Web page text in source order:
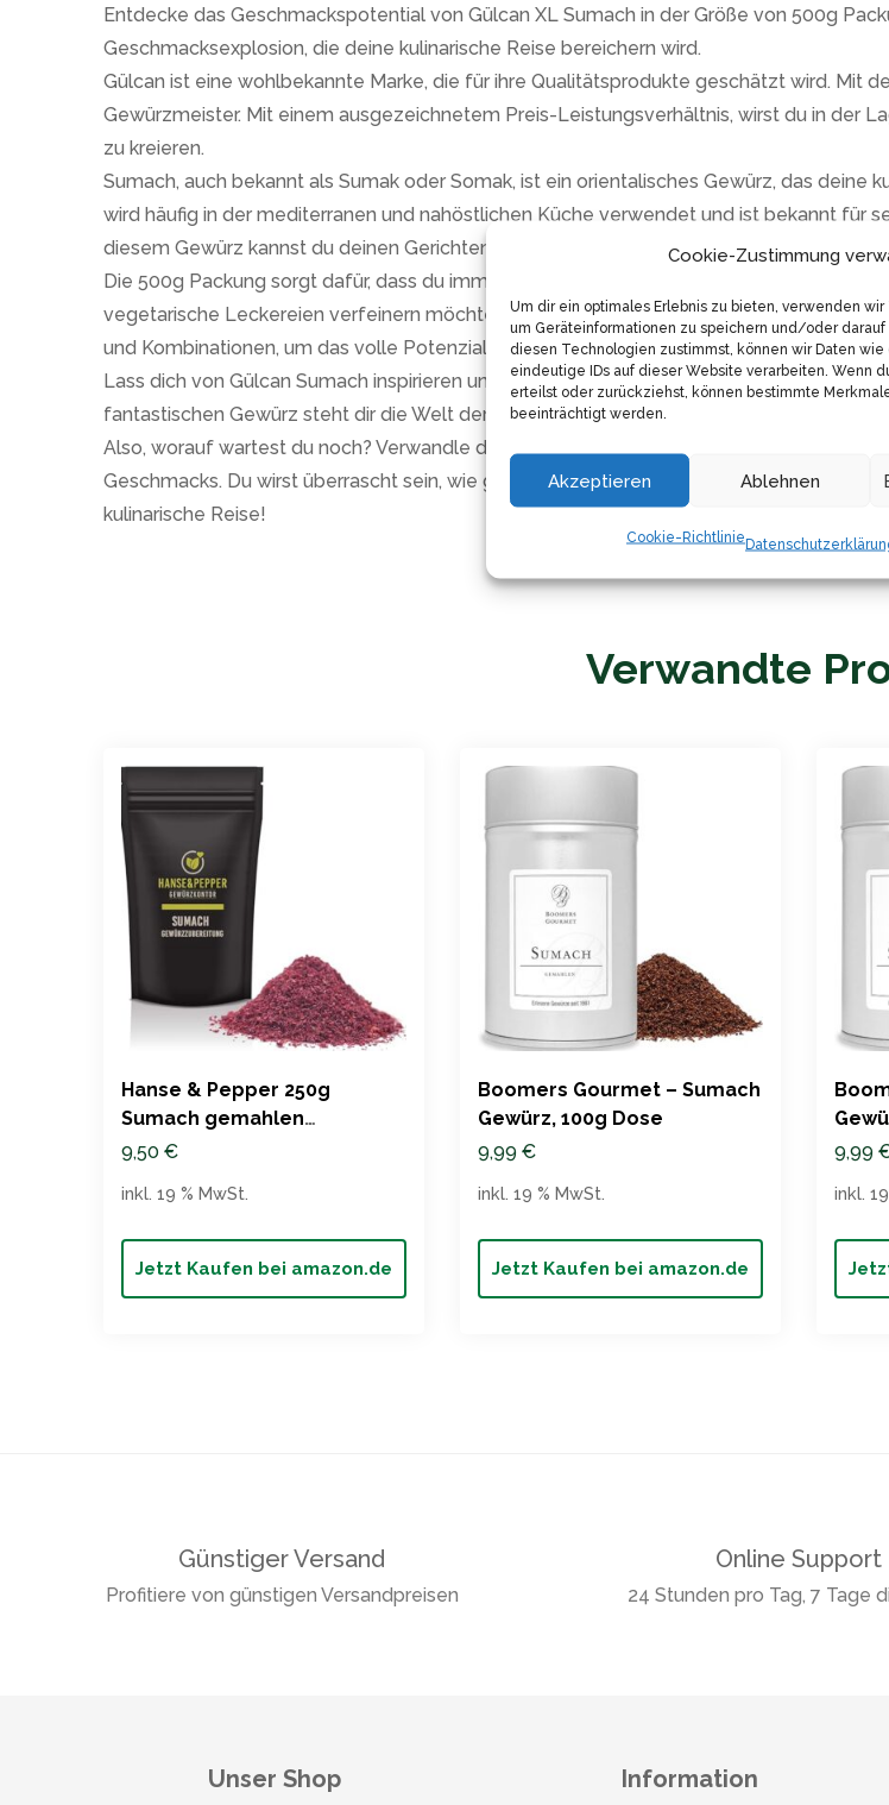
Cookie-Zustimmung
Um dir ein optimales Erlebnis zu bieten, verwenden
um Geräteinformationen zu speichern und/oder
diesen Technologien zustimmst, können wir Daten wie
eindeutige IDs auf dieser Website verarbeiten. Wenn
erteilst oder zurückziehst, können bestimmte
beeinträchtigt werden.
Akzeptieren Ablehnen
Cookie-Richtlinie
Entdecke das Geschmackspotential von Gülcan XL Sumach in der Größe von 500g
Geschmacksexplosion, die deine kulinarische Reise bereichern wird.
Gülcan ist eine wohlbekannte Marke, die für ihre Qualitätsprodukte geschätzt wird. Mit
Gewürzmeister. Mit einem ausgezeichnetem Preis-Leistungsverhältnis, wirst du in der
zu kreieren.
Sumach, auch bekannt als Sumak oder Somak, ist ein orientalisches Gewürz, das
wird häufig in der mediterranen und nahöstlichen Küche verwendet und ist bekannt für
diesem Gewürz kannst du deinen Gerichten eine einzigartige, leckere Note verleihen,
Die 500g Packung sorgt dafür, dass du immer genug von diesem unglaublichen
vegetarische Leckereien verfeinern möchtest, Sumach bietet immer eine spannende
und Kombinationen, um das volle Potenzial dieses Gewürzes auszuschöpfen.
Lass dich von Gülcan Sumach inspirieren und bring deinen Gerichten eine exotische,
fantastischen Gewürz steht dir die Welt der orientalischen Küche offen, sodass du
Also, worauf wartest du noch? Verwandle deine Küche in ein Paradies der
Geschmacks. Du wirst überrascht sein, wie gut dieses vielseitige Gewürz deine
kulinarische Reise!
Verwandte
Hanse & Pepper 250g
Sumach gemahlen
Essigbaumfrucht Gewürz –
9,50 €
Jetzt Kaufen bei amazon.de
inkl. 19 % MwSt.
Boomers Gourmet – Sumach
Gewürz, 100g Dose
9,99 €
Jetzt Kaufen bei amazon.de
inkl. 19 % MwSt.
9,99
inkl.
Günstiger Versand
Profitiere von günstigen Versandpreisen
Online Support
24 Stunden pro Tag, 7 Tage
Unser Shop Information